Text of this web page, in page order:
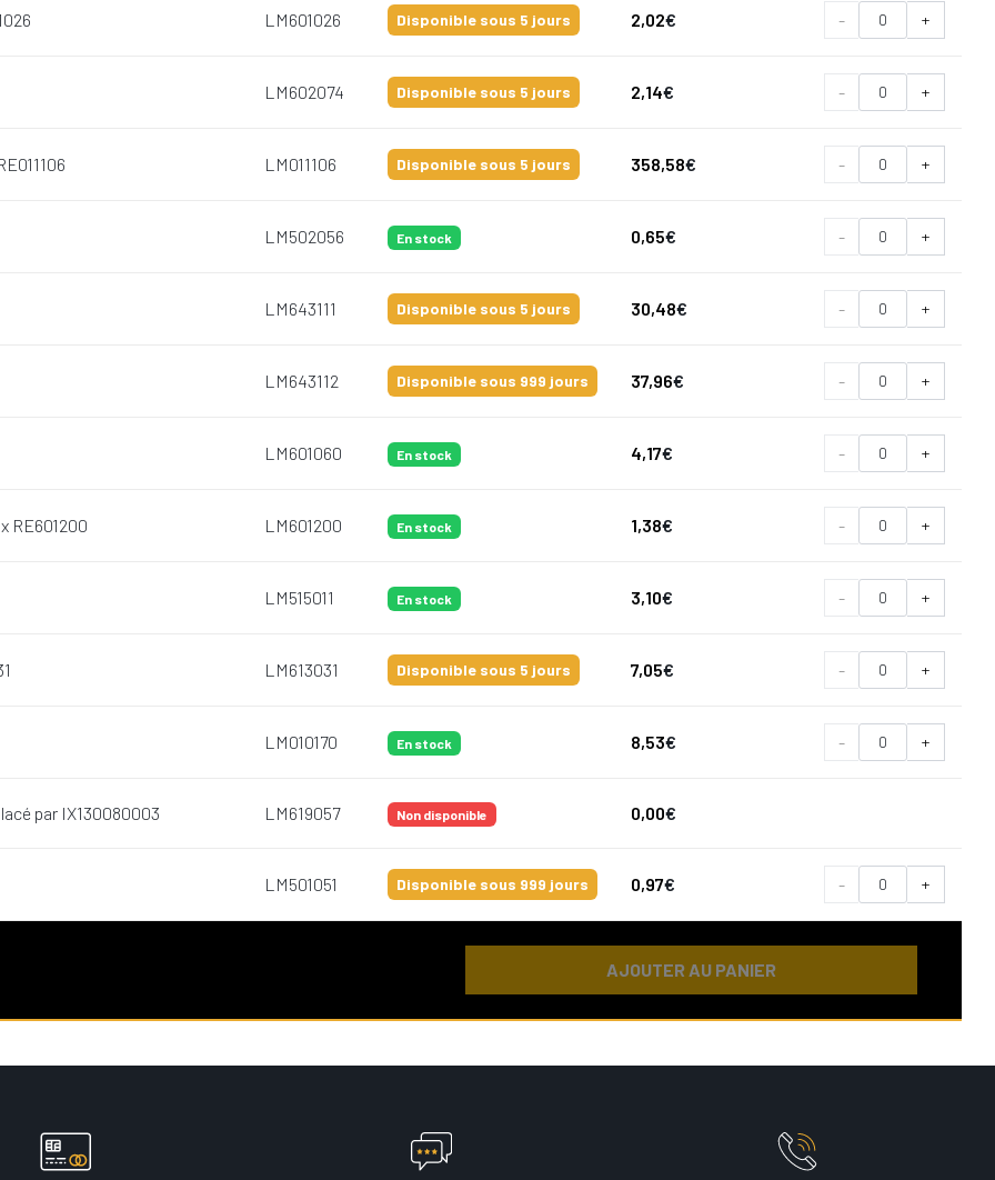
LM601026 Disponible sous 5 jours 2,02€ - +
LM602074 Disponible sous 5 jours 2,14€ - +
LM011106 Disponible sous 5 jours 358,58€ - +
LM502056 En stock 0,65€ - +
LM643111 Disponible sous 5 jours 30,48€ - +
LM643112 Disponible sous 999 jours 37,96€ - +
LM601060 En stock 4,17€ - +
RE601200 LM601200 En stock 1,38€ - +
LM515011 En stock 3,10€ - +
LM613031 Disponible sous 5 jours 7,05€ - +
LM010170 En stock 8,53€ - +
par IX130080003 LM619057 Non disponible 0,00€
LM501051 Disponible sous 999 jours 0,97€ - +
AJOUTER AU PANIER